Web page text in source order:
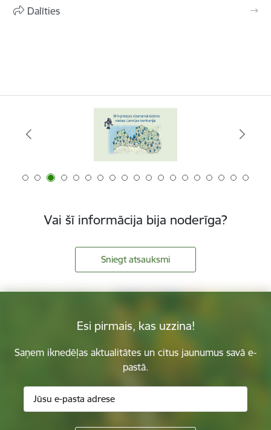
Dalīties
Vai šī informācija bija noderīga?
Sniegt atsauksmi
Esi pirmais, kas uzzina!
Saņem iknedēļas aktualitātes un citus jaunumus savā e-
pastā.